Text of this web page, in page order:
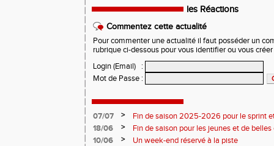
les Réactions
Commentez cette actualité
Pour commenter une actualité il faut posséder un
rubrique ci-dessous pour vous identifier ou vous
Login (Email)
:
Mot de Passe :
07/07 >
Fin de saison 2025-2026 pour le sprint
18/06
>
Fin de saison pour les jeunes et de
10/06
>
Un week-end réservé à la piste